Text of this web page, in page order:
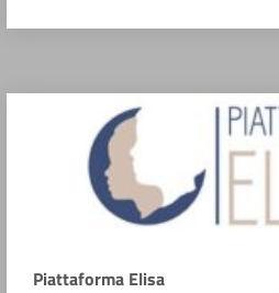
Piattaforma Elisa